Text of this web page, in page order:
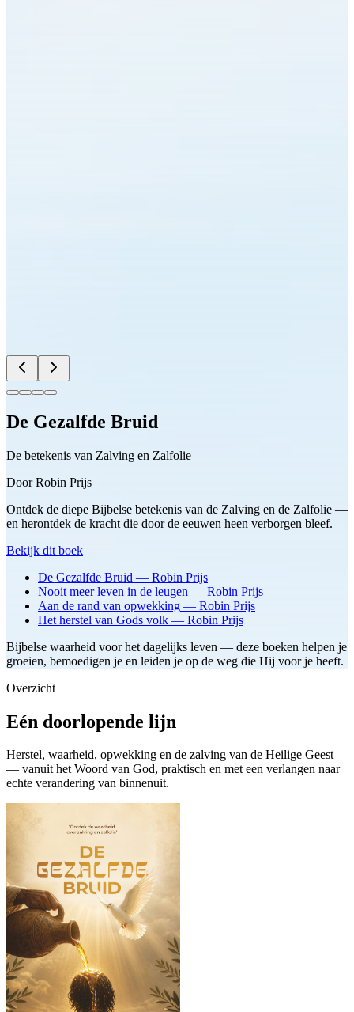
De Gezalfde Bruid
De betekenis van Zalving en Zalfolie
DoorRobin Prijs
Ontdek de diepe Bijbelse betekenis van de Zalving en de Zalfolie —
en herontdek de kracht die door de eeuwen heen verborgen bleef.
Bekijk dit boek
De Gezalfde Bruid — Robin Prijs
Nooit meer leven in de leugen — Robin Prijs
Aan de rand van opwekking — Robin Prijs
Het herstel van Gods volk — Robin Prijs
Bijbelse waarheid voor het dagelijks leven — deze boeken helpen je
groeien, bemoedigen je en leiden je op de weg die Hij voor je heeft.
Overzicht
Eén doorlopende lijn
Herstel, waarheid, opwekking en de zalving van de Heilige Geest
— vanuit het Woord van God, praktisch en met een verlangen naar
echte verandering van binnenuit.